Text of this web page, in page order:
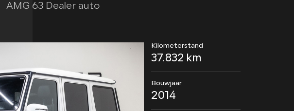
ALGEMENE VOORWAARDEN
CONTACT
AMG 63 Dealer auto
Kilometerstand
37.832 km
Bouwjaar
2014